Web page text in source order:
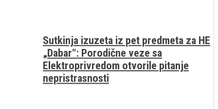
Sutkinja izuzeta iz pet predmeta za HE
„Dabar“: Porodične veze sa
Elektroprivredom otvorile pitanje
nepristrasnosti